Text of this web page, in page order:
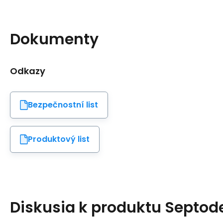
Dokumenty
Odkazy
Bezpečnostní list
Produktový list
Diskusia k produktu